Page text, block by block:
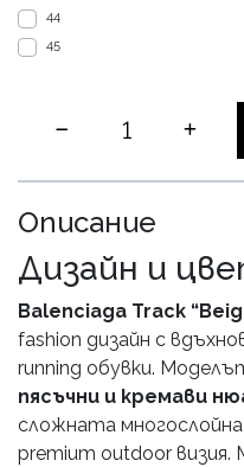
44
45
Описание
Дизайн и
Balenciaga Track
fashion дизайн с
running обувки.
пясъчни и кремави
сложната
premium outdoor